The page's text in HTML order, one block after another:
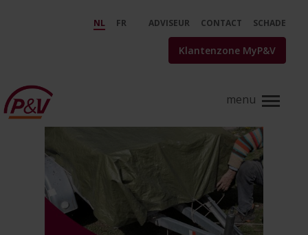
Verzekering aanhangwagen:
NL FR ADVISEUR CONTACT SCHADE
Klantenzone MyP&V